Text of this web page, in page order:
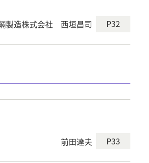
製造株式会社 西垣昌司 P32
前田達夫 P33